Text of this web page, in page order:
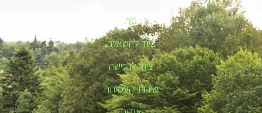
בית
ציוד להשאלה
ציוד לרכישה
שירותי העמותה